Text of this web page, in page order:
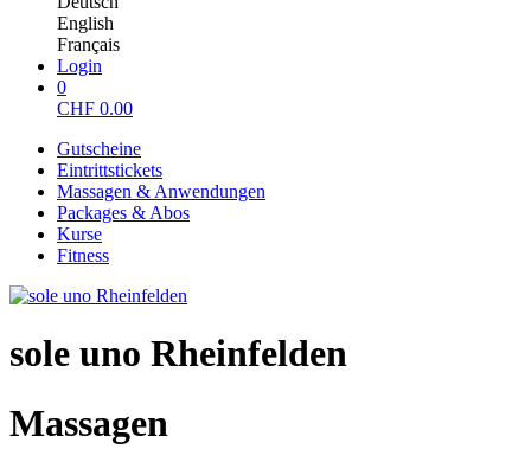
English
Français
Login
0
CHF 0.00
Gutscheine
Eintrittstickets
Massagen & Anwendungen
Packages & Abos
Kurse
Fitness
sole uno Rheinfelden
Massagen